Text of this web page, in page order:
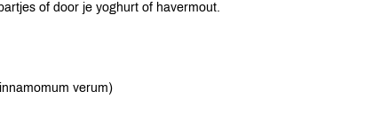
of door je yoghurt of havermout.
verum)